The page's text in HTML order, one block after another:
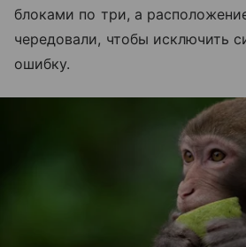
блоками по три, а
чередовали, чтобы исключить
ошибку.